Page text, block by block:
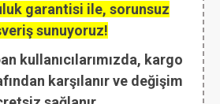
garantisi ile, sorunsuz
sunuyoruz!
kullanıcılarımızda, kargo
karşılanır ve değişim